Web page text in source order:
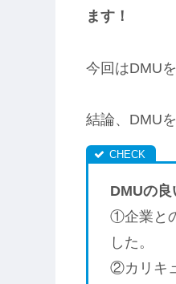
ます！
今回はDMU
結論、DMU
DMUの良
①企業と
した。
②カリキ